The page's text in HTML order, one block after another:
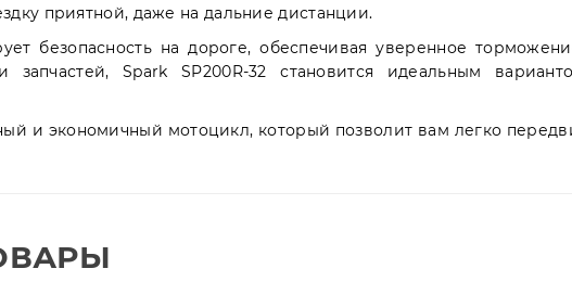
приятной, даже на дальние дистанции.
безопасность на дороге, обеспечивая уверенное
запчастей, Spark SP200R-32 становится идеальным
и экономичный мотоцикл, который позволит вам легко